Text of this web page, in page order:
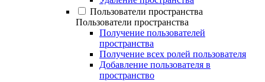
Пользователи пространства
Пользователи пространства
Получение пользователей
пространства
Получение всех ролей пользователя
Добавление пользователя в
пространство